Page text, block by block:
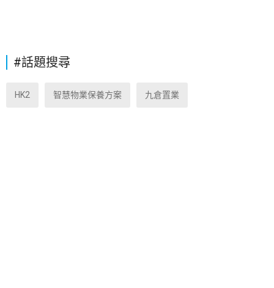
#話題搜尋
HK2 智慧物業保養方案 九倉置業